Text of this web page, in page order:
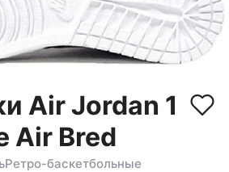
Air Jordan 1
Air Bred
Ретро-баскетбольные